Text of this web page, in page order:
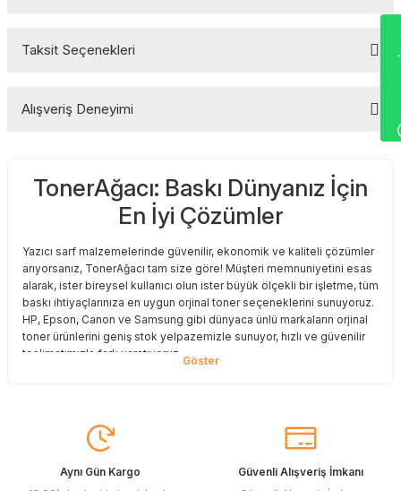
Taksit Seçenekleri
Alışveriş Deneyimi
Sitemize ilk yorumu siz yapın!
TonerAğacı: Baskı Dünyanız İçin
En İyi Çözümler
Yazıcı sarf malzemelerinde güvenilir, ekonomik ve kaliteli çözümler
arıyorsanız, TonerAğacı tam size göre! Müşteri memnuniyetini esas
alarak, ister bireysel kullanıcı olun ister büyük ölçekli bir işletme, tüm
baskı ihtiyaçlarınıza en uygun orjinal toner seçeneklerini sunuyoruz.
HP, Epson, Canon ve Samsung gibi dünyaca ünlü markaların orjinal
toner ürünlerini geniş stok yelpazemizle sunuyor, hızlı ve güvenilir
teslimatımızla fark yaratıyoruz.
istiyorsunuz? O halde muadil toner çözümlerimize göz atmalısınız!
Muadil toner ürünlerimiz, orijinal kalitesine en yakın performansı
sunacak şekilde test edilmiştir. Böylece, baskı kalitenizden ödün
vermeden bütçenizi koruyabilirsiniz. Özellikle büyük hacimli
Aynı Gün Kargo
Güvenli Alışveriş İmkanı